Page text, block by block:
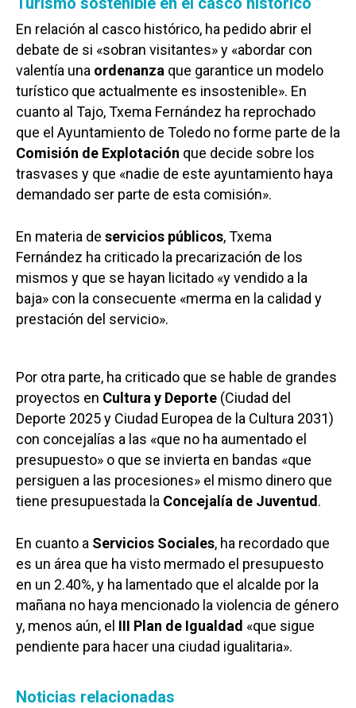
En relación al casco histórico, ha pedido abrir el
debate de si «sobran visitantes» y «abordar con
valentía una ordenanza que garantice un modelo
turístico que actualmente es insostenible». En
cuanto al Tajo, Txema Fernández ha reprochado
que el Ayuntamiento de Toledo no forme parte de la
Comisión de Explotación que decide sobre los
trasvases y que «nadie de este ayuntamiento haya
demandado ser parte de esta comisión».
En materia de servicios públicos, Txema
Fernández ha criticado la precarización de los
mismos y que se hayan licitado «y vendido a la
baja» con la consecuente «merma en la calidad y
prestación del servicio».
Por otra parte, ha criticado que se hable de grandes
proyectos en Cultura y Deporte (Ciudad del
Deporte 2025 y Ciudad Europea de la Cultura 2031)
con concejalías a las «que no ha aumentado el
presupuesto» o que se invierta en bandas «que
persiguen a las procesiones» el mismo dinero que
tiene presupuestada la Concejalía de Juventud .
En cuanto a Servicios Sociales, ha recordado que
es un área que ha visto mermado el presupuesto
en un 2.40%, y ha lamentado que el alcalde por la
mañana no haya mencionado la violencia de género
y, menos aún, el III Plan de Igualdad «que sigue
pendiente para hacer una ciudad igualitaria».
Noticias relacionadas